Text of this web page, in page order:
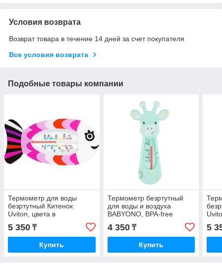
Условия возврата
Возврат товара в течение 14 дней за счет покупателя
Все условия возврата
Подобные товары компании
Термометр для воды
безртутный Китенок
Uviton, цвета в
ассортименте
5 350 ₸
Купить
Термометр безртутный
для воды и воздуха
BABYONO, BPA-free
4 350₸
Купить
5